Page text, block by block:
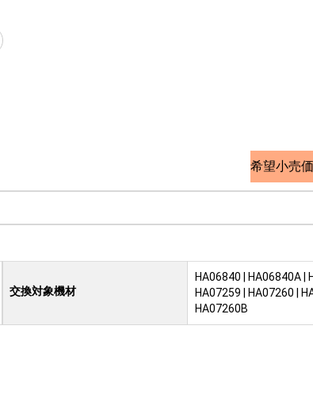
検索サイト
希望小売
交換対象機材
HA06840 | HA06840A |
HA07259 | HA07260 |
HA07260B